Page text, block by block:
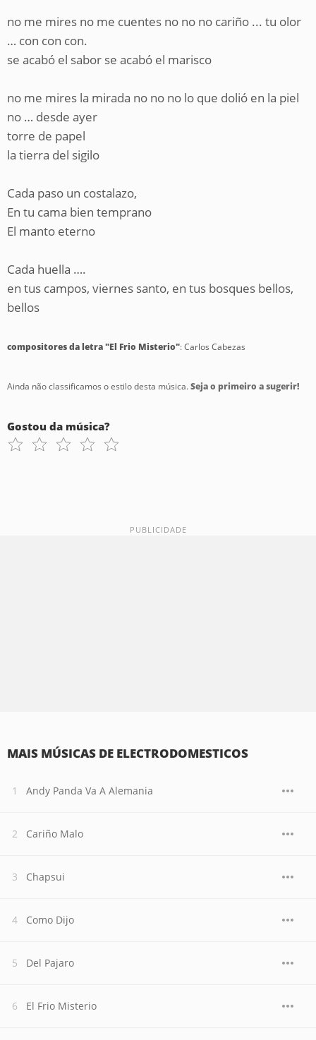
no me mires no me cuentes no no no cariño ... tu olor
… con con con.
se acabó el sabor se acabó el marisco
no me mires la mirada no no no lo que dolió en la piel
no … desde ayer
torre de papel
la tierra del sigilo
Cada paso un costalazo,
En tu cama bien temprano
El manto eterno
Cada huella ….
en tus campos, viernes santo, en tus bosques bellos,
bellos
compositores da letra "El Frio Misterio": Carlos Cabezas
Ainda não classificamos o estilo desta música.Seja o primeiro a sugerir!
Gostou da música?
MAIS MÚSICAS DE ELECTRODOMESTICOS
Andy Panda Va A Alemania
Cariño Malo
Chapsui
Como Dijo
Del Pajaro
El Frio Misterio